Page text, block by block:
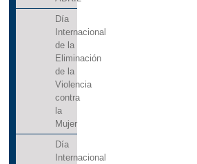
Día
Internacional
de la
Eliminación
de la
Violencia
contra
la
Mujer
Día
Internacional